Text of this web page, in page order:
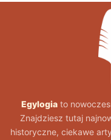
Egylogiato
Znajdziesz tutaj
historyczne, ciekawe